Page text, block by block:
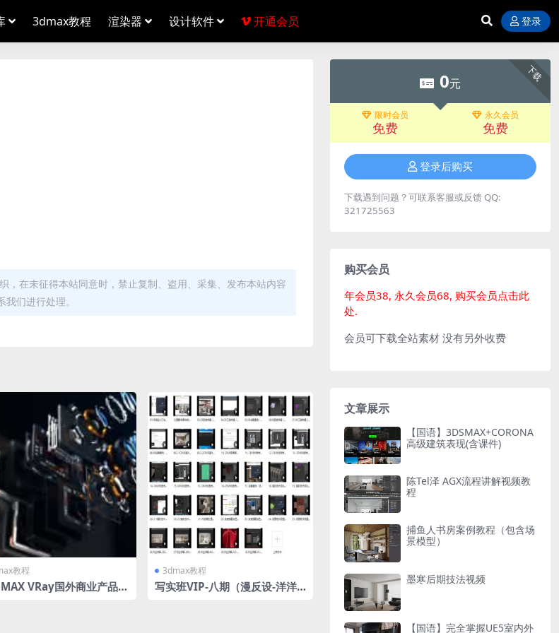
3dmax教程 渲染器 设计软件 开通会员 登录
，在未征得本站同意时，禁止复制、盗用、采集、发布本站内容
们进行处理。
教程
VRay国外商业产品三
3dmax教程
写实班VIP-八期（漫反设-洋洋
下载
0元
限时会员
免费
永久会员
免费
登录后购买
下载遇到问题？可联系客服或反馈 QQ:
321725563
购买会员
年会员38, 永久会员68, 购买会员点击此
处.
会员可下载全站素材 没有另外收费
文章展示
【国语】3DSMAX+CORONA
高级建筑表现(含课件)
陈Tel泽 AGX流程讲解视频教
程
捕鱼人书房案例教程（包含场
景模型）
墨寒后期技法视频
【国语】完全掌握UE5室内外